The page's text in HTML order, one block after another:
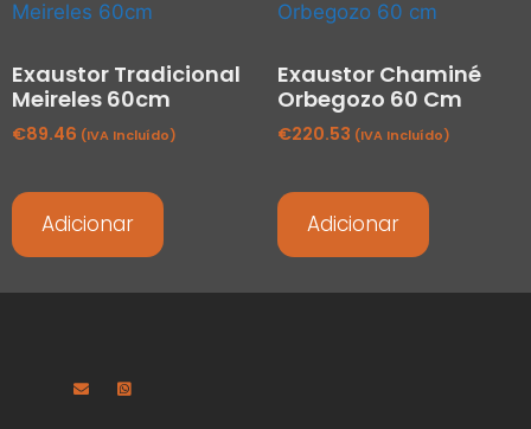
Exaustor Tradicional
Meireles 60cm
€89.46 (IVA Incluído)
Adicionar
Exaustor Chaminé
Orbegozo 60 Cm
€220.53 (IVA Incluído)
Adicionar